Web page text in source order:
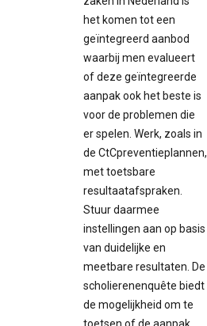
het komen tot een
geïntegreerd aanbod
waarbij men evalueert
of deze geïntegreerde
aanpak ook het beste is
voor de problemen die
er spelen. Werk, zoals in
de CtCpreventieplannen,
met toetsbare
resultaatafspraken.
Stuur daarmee
instellingen aan op basis
van duidelijke en
meetbare resultaten. De
scholierenenquête biedt
de mogelijkheid om te